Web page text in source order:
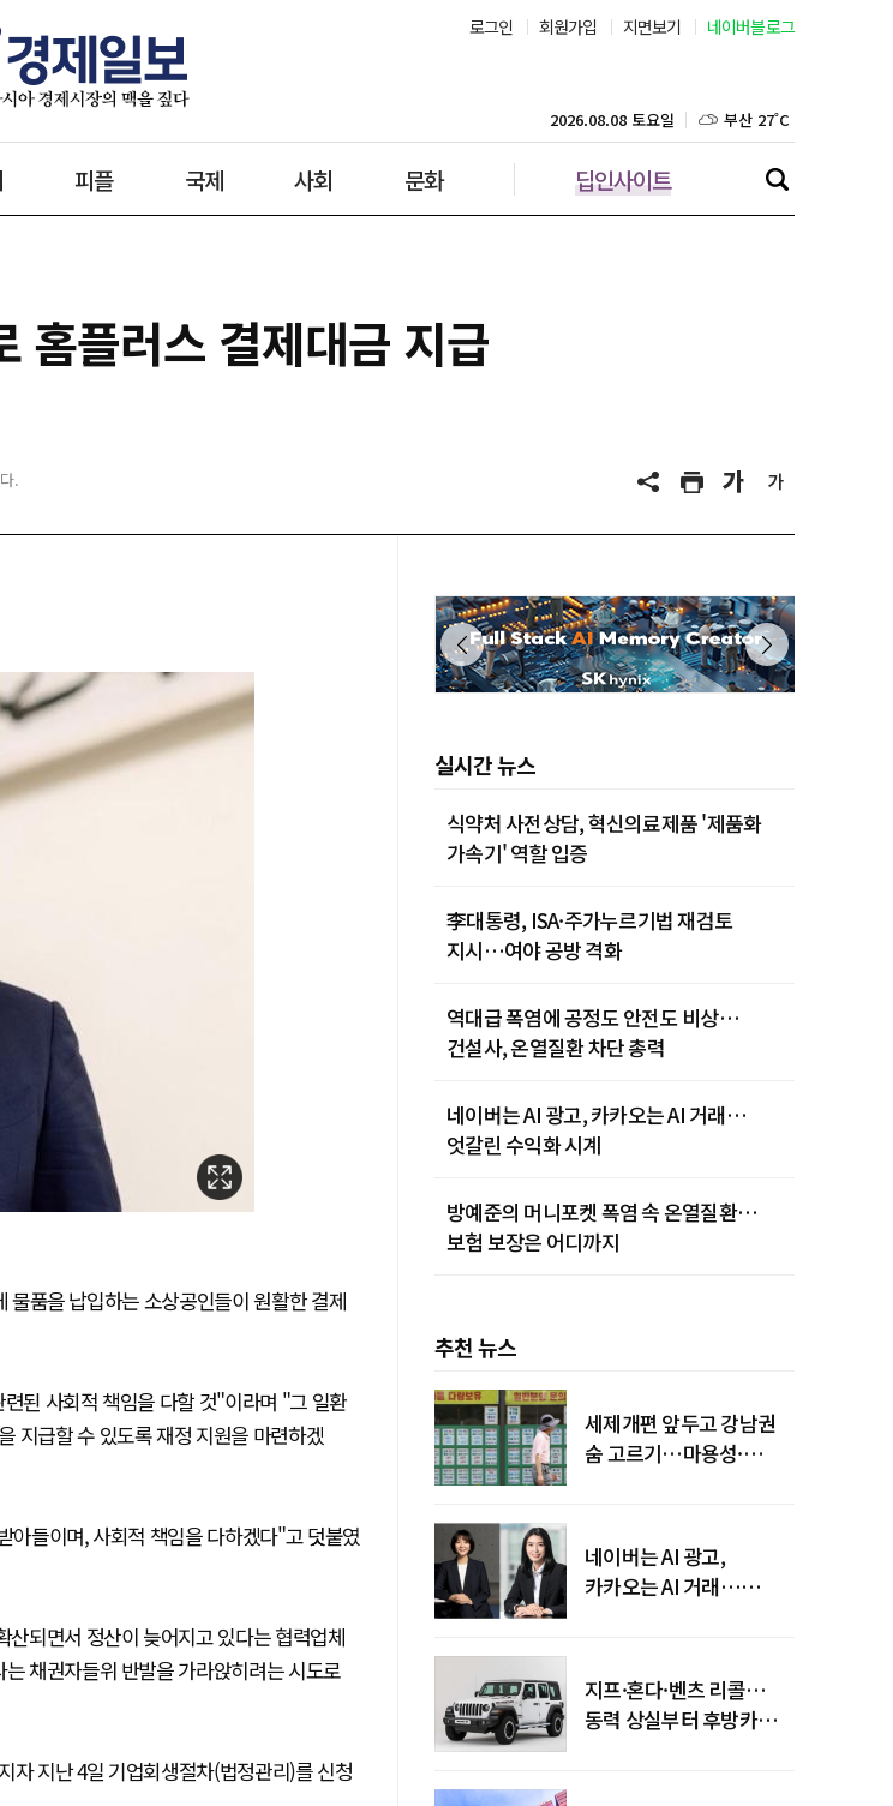
로그인 회원가입 지면보기 네이버블로그
피플 국제 사회 문화 딥인사이트
2026.08.08 토요일 대구 26˚C
인천 26˚C
제주 29˚C
홈플러스 결제대금 지급
.
품을 납입하는 소상공인들이 원활한 결제
된 사회적 책임을 다할 것"이라며 "그 일환
지급할 수 있도록 재정 지원을 마련하겠
아들이며, 사회적 책임을 다하겠다"고 덧붙였
되면서 정산이 늦어지고 있다는 협력업체
채권자들위 반발을 가라앉히려는 시도로
자 지난 4일 기업회생절차(법정관리)를 신청
실시간 뉴스
식약처 사전상담, 혁신의료제품 '제품화
가속기' 역할 입증
李대통령, ISA·주가누르기법 재검토
지시…여야 공방 격화
역대급 폭염에 공정도 안전도 비상…
건설사, 온열질환 차단 총력
네이버는 AI 광고, 카카오는 AI 거래…
엇갈린 수익화 시계
방예준의 머니포켓 폭염 속 온열질환…
보험 보장은 어디까지
추천 뉴스
세제개편 앞두고 강남권
숨 고르기…마용성·
네이버는 AI 광고,
카카오는 AI 거래…
지프·혼다·벤츠 리콜…
동력 상실부터 후방카메라